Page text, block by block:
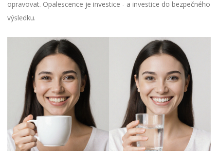
opravovat. Opalescence je investice - a investice do bezpečného
výsledku.